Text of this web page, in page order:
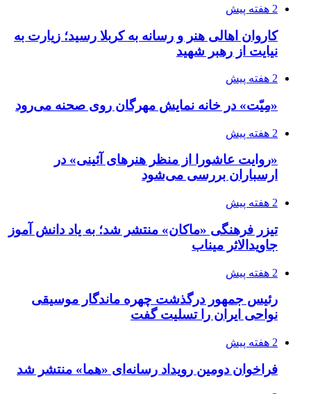
2 هفته پیش
کاروان اهالی هنر و رسانه به کربلا رسید؛ زیارت به
نیایت از رهبر شهید
2 هفته پیش
«مِیّت» در خانه نمایش مهرگان روی صحنه می‌رود
2 هفته پیش
«روایت عاشورا از منظر هنرهای آئینی» در
ارسباران بررسی می‌شود
2 هفته پیش
تیزر فرهنگی «ماکان» منتشر شد؛ به یاد دانش آموز
جاویدالاثر میناب
2 هفته پیش
رئیس جمهور درگذشت چهره ماندگار موسیقی
نواحی ایران را تسلیت گفت
2 هفته پیش
فراخوان دومین رویداد رسانه‌ای «هما» منتشر شد